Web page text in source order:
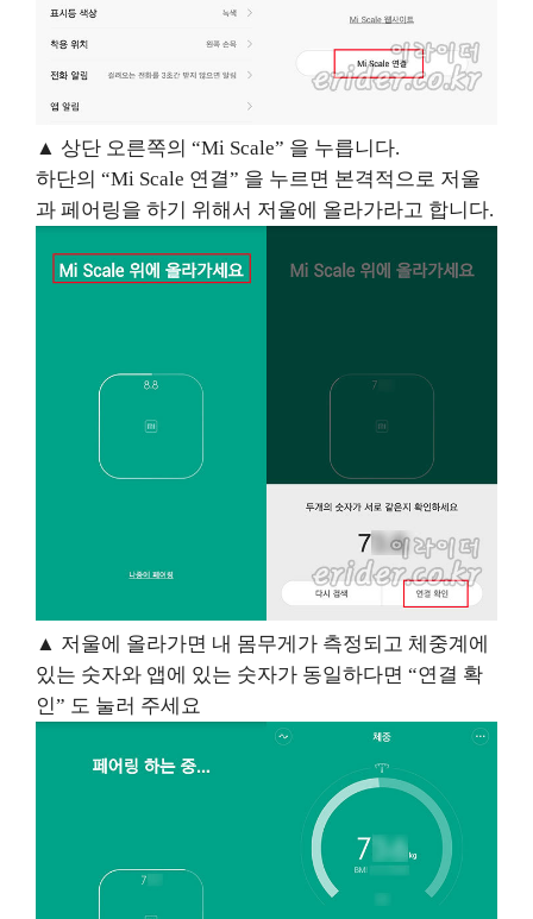
▲ 상단 오른쪽의 “Mi Scale” 을 누릅니다.
하단의 “Mi Scale 연결” 을 누르면 본격적으로 저울
과 페어링을 하기 위해서 저울에 올라가라고 합니다.
▲ 저울에 올라가면 내 몸무게가 측정되고 체중계에
있는 숫자와 앱에 있는 숫자가 동일하다면 “연결 확
인” 도 눌러 주세요